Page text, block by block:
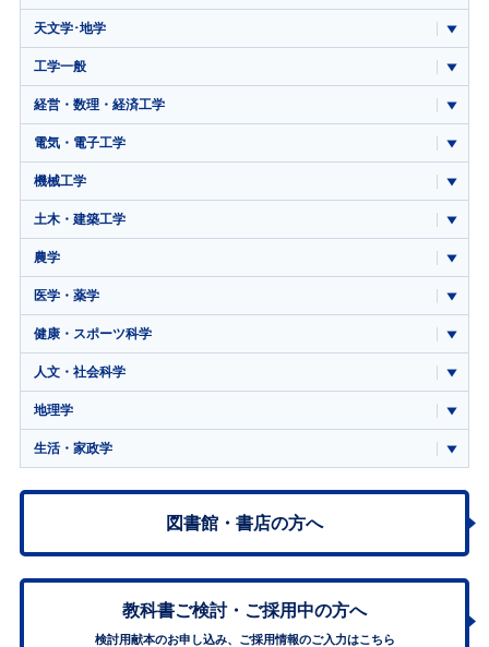
天文学･地学
工学一般
経営・数理・経済工学
電気・電子工学
機械工学
土木・建築工学
農学
医学・薬学
健康・スポーツ科学
人文・社会科学
地理学
生活・家政学
図書館・書店の方へ
教科書ご検討・ ご採用中の方へ
検討用献本のお申し込み、ご採用情報のご入力はこちら